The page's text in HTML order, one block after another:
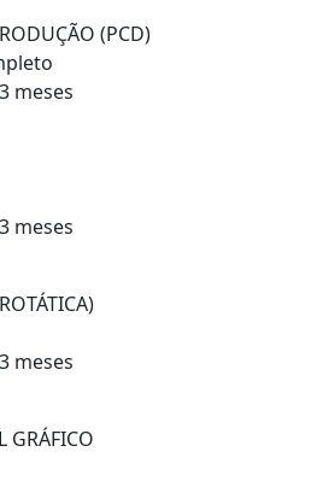
(PCD)
meses
meses
meses
GRÁFICO